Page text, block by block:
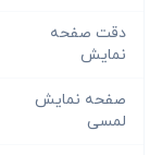
دقت صفحه
نمایش
صفحه نمایش
لمسی